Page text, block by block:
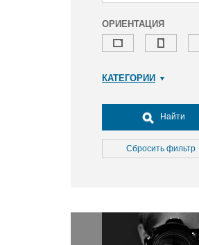
ОРИЕНТАЦИЯ
КАТЕГОРИИ
Досуг, туризм и отдых
Культура
Медицина
Окружающая среда
Политика
Найти
Сбросить фильтр